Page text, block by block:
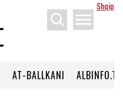
Shqip
menu
AT-BALLKANI ALBINFO.TV